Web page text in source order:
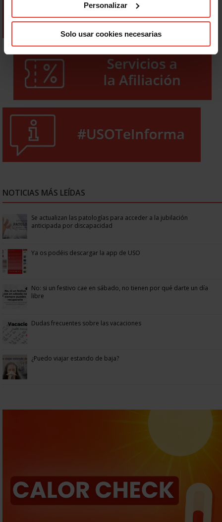
Personalizar
Solo usar cookies necesarias
NOTICIAS MÁS LEÍDAS
Se actualizan las patologías para acceder a la jubilación
anticipada por discapacidad
Ya os podéis descargar la app de USO
No: si un festivo cae en sábado, no tienen por qué darte un día
libre
Dudas frecuentes sobre las vacaciones
¿Puedo viajar estando de baja?